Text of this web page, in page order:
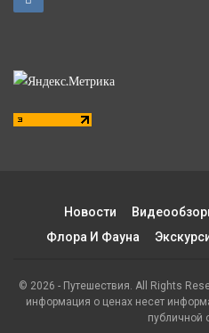
Новости
Флора И Фауна
© 2026 - Путешествия. All Rights
информация о ценах несет
публичной